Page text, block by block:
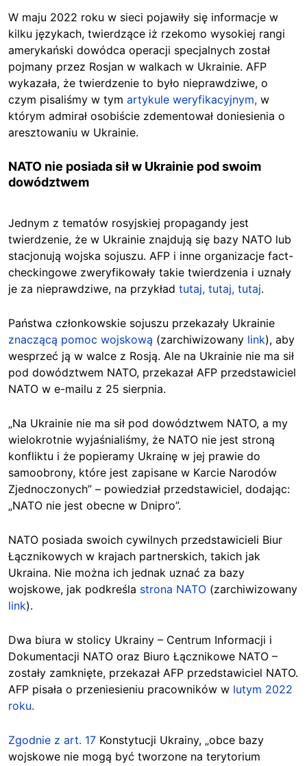
W maju 2022 roku w sieci pojawiły się informacje w
kilku językach, twierdzące iż rzekomo wysokiej rangi
amerykański dowódca operacji specjalnych został
pojmany przez Rosjan w walkach w Ukrainie. AFP
wykazała, że twierdzenie to było nieprawdziwe, o
czym pisaliśmy w tym artykule weryfikacyjnym, w
którym admirał osobiście zdementował doniesienia o
aresztowaniu w Ukrainie.
NATO nie posiada sił w Ukrainie pod swoim
dowództwem
Jednym z tematów rosyjskiej propagandy jest
twierdzenie, że w Ukrainie znajdują się bazy NATO lub
stacjonują wojska sojuszu. AFP i inne organizacje fact-
checkingowe zweryfikowały takie twierdzenia i uznały
je za nieprawdziwe, na przykład tutaj, tutaj, tutaj.
Państwa członkowskie sojuszu przekazały Ukrainie
znaczącą pomoc wojskową (zarchiwizowany link), aby
wesprzeć ją w walce z Rosją. Ale na Ukrainie nie ma sił
pod dowództwem NATO, przekazał AFP przedstawiciel
NATO w e-mailu z 25 sierpnia.
„Na Ukrainie nie ma sił pod dowództwem NATO, a my
wielokrotnie wyjaśnialiśmy, że NATO nie jest stroną
konfliktu i że popieramy Ukrainę w jej prawie do
samoobrony, które jest zapisane w Karcie Narodów
Zjednoczonych” – powiedział przedstawiciel, dodając:
„NATO nie jest obecne w Dnipro”.
NATO posiada swoich cywilnych przedstawicieli Biur
Łącznikowych w krajach partnerskich, takich jak
Ukraina. Nie można ich jednak uznać za bazy
wojskowe, jak podkreśla strona NATO (zarchiwizowany
link).
Dwa biura w stolicy Ukrainy – Centrum Informacji i
Dokumentacji NATO oraz Biuro Łącznikowe NATO –
zostały zamknięte, przekazał AFP przedstawiciel NATO.
AFP pisała o przeniesieniu pracowników w lutym 2022
roku.
Zgodnie z art. 17 Konstytucji Ukrainy, „obce bazy
wojskowe nie mogą być tworzone na terytorium